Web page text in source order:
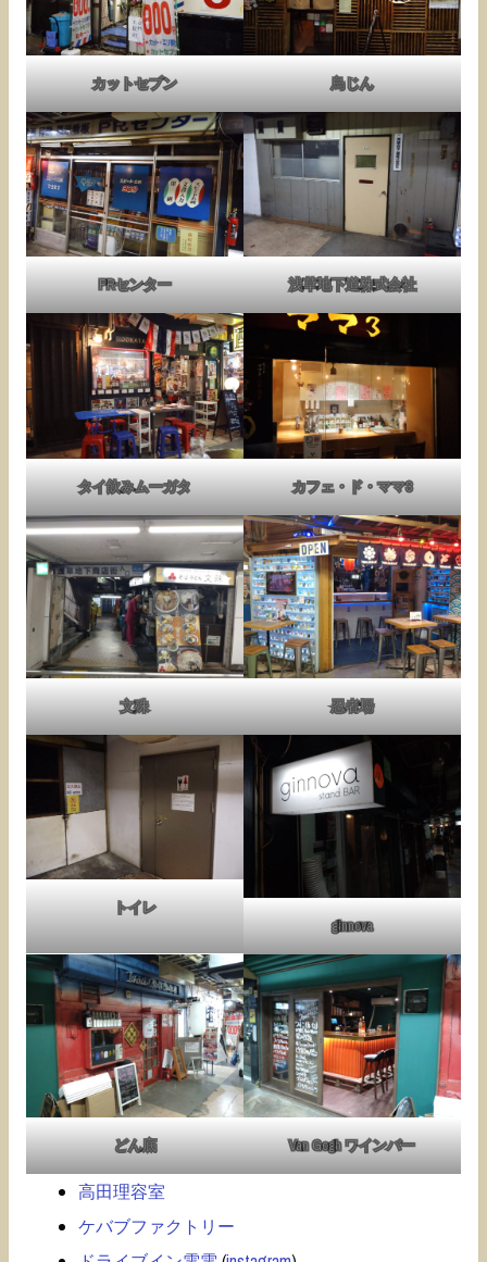
カットセブン 鳥じん
PRセンター 浅草地下道株式会社
タイ飲みムーガタ カフェ・ド・ママ3
文殊 忍者場
トイレ
ginnova
どん底 Van Gogh ワインバー
高田理容室
ケバブファクトリー